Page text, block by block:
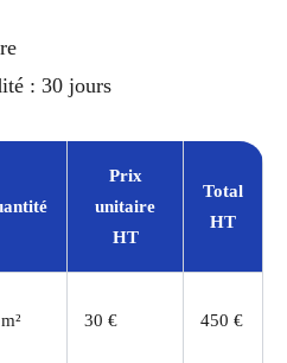
: 30 jours
Prix
unitaire
HT
Total
HT
30 € 450 €